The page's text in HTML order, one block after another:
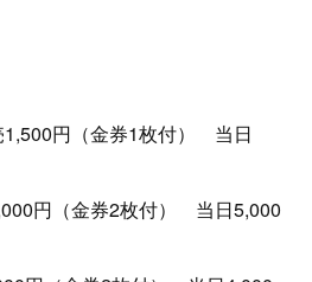
円（金券1枚付） 当日
円（金券2枚付） 当日5,000